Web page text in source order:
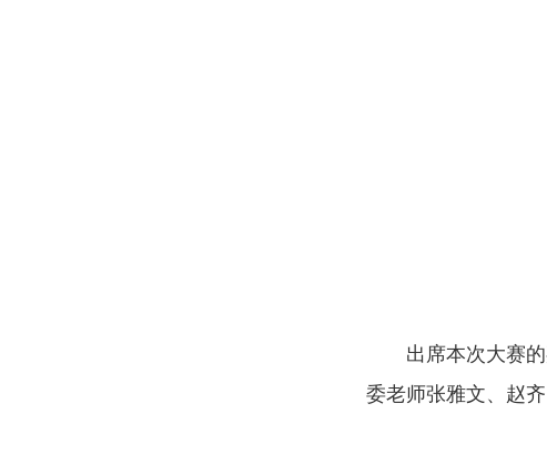
出席本次大赛
委老师张雅文、赵